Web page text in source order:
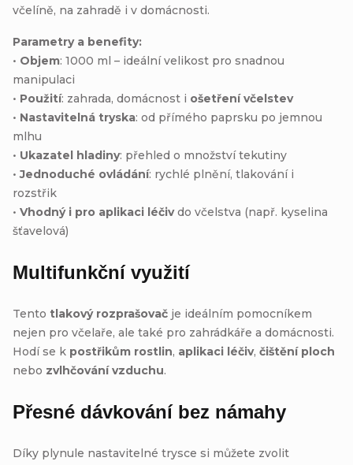
včelíně, na zahradě i v domácnosti.
Parametry a benefity:
• Objem: 1000 ml – ideální velikost pro snadnou
manipulaci
• Použití: zahrada, domácnost i ošetření včelstev
• Nastavitelná tryska: od přímého paprsku po jemnou
mlhu
• Ukazatel hladiny: přehled o množství tekutiny
•Jednoduché ovládání: rychlé plnění, tlakování i
rozstřik
• Vhodný i pro aplikaci léčivdo včelstva (např. kyselina
šťavelová)
Multifunkční využití
Tento tlakový rozprašovač je ideálním pomocníkem
nejen pro včelaře, ale také pro zahrádkáře a domácnosti.
Hodí se k postřikům rostlin, aplikaci léčiv, čištění ploch
nebo zvlhčování vzduchu.
Přesné dávkování bez námahy
Díky plynule nastavitelné trysce si můžete zvolit